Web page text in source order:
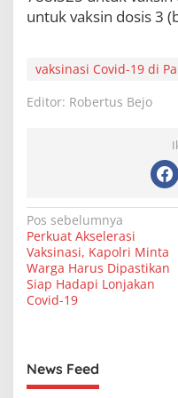
untuk vaksin dosis 3
vaksinasi Covid-19 di
Editor: Robertus Bejo
N
a
v
i
s
Pos sebelumnya
Perkuat Akselerasi
Vaksinasi, Kapolri Minta
Warga Harus Dipastikan
Siap Hadapi Lonjakan
Covid-19
News Feed